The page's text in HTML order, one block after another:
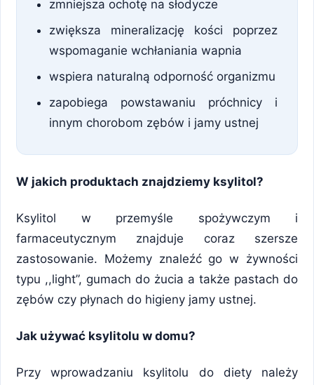
zmniejsza ochotę na słodycze
zwiększa mineralizację kości poprzez
wspomaganie wchłaniania wapnia
wspiera naturalną odporność organizmu
zapobiega powstawaniu próchnicy i
innym chorobom zębów i jamy ustnej
W jakich produktach znajdziemy ksylitol?
Ksylitol w przemyśle spożywczym i
farmaceutycznym znajduje coraz szersze
zastosowanie. Możemy znaleźć go w żywności
typu ,,light”, gumach do żucia a także pastach do
zębów czy płynach do higieny jamy ustnej.
Jak używać ksylitolu w domu?
Przy wprowadzaniu ksylitolu do diety należy